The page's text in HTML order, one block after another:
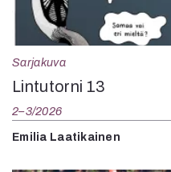
Sarjakuva
Lintutorni 13
2–3/2026
Emilia Laatikainen